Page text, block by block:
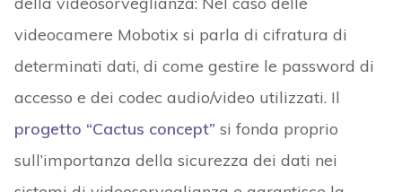
videocamere Mobotix si parla di cifratura di
determinati dati, di come gestire le password di
accesso e dei codec audio/video utilizzati. Il
progetto “Cactus concept” si fonda proprio
sull’importanza della sicurezza dei dati nei